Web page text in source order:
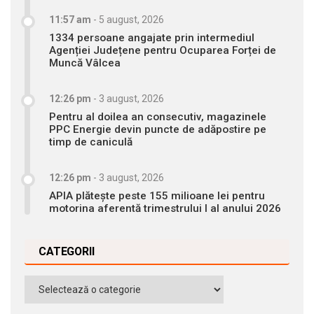
11:57 am - 5 august, 2026
1334 persoane angajate prin intermediul
Agenției Județene pentru Ocuparea Forței de
Muncă Vâlcea
12:26 pm - 3 august, 2026
Pentru al doilea an consecutiv, magazinele
PPC Energie devin puncte de adăpostire pe
timp de caniculă
12:26 pm - 3 august, 2026
APIA plătește peste 155 milioane lei pentru
motorina aferentă trimestrului I al anului 2026
CATEGORII
Categorii